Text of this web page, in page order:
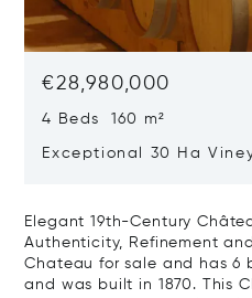
€28,980,000
4 Beds 160 m²
Exceptional 30 Ha Vineyard On
Elegant 19th-Century
Authenticity, Refinement
Chateau for sale and has 6
and was built in 1870. This